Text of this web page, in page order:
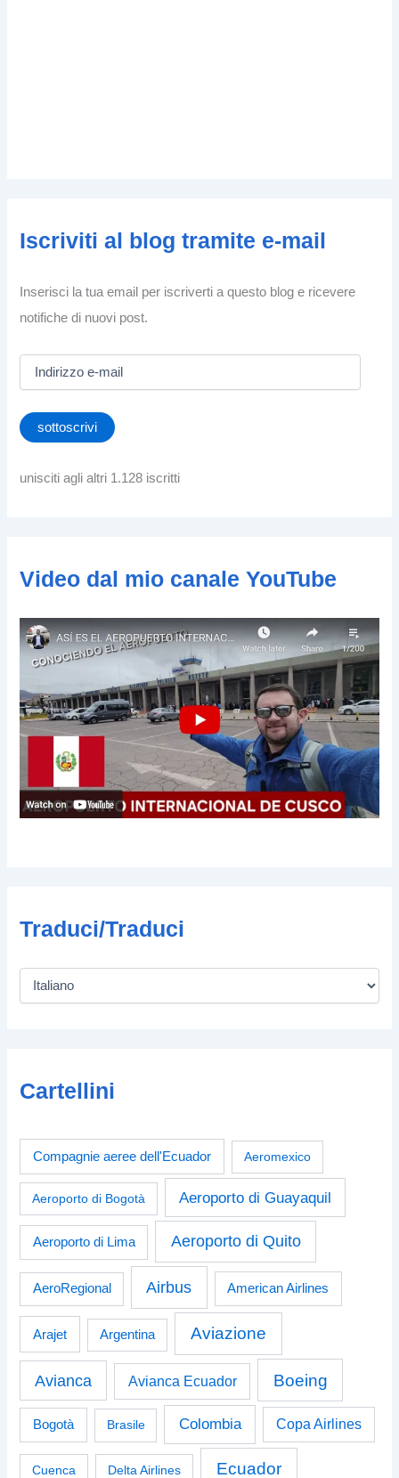
Iscriviti al blog tramite e-mail
Inserisci la tua email per iscriverti a questo blog e ricevere
notifiche di nuovi post.
i
r
z
a
sottoscrivi
unisciti agli altri 1.128 iscritti
Video dal mio canale YouTube
Traduci/Traduci
Cartellini
Compagnie aeree dell'Ecuador Aeromexico
Aeroporto di Bogotà Aeroporto di Guayaquil
Aeroporto di Lima Aeroporto di Quito
AeroRegional Airbus American Airlines
Arajet Argentina Aviazione
Avianca Avianca Ecuador Boeing
Bogotà Brasile Colombia Copa Airlines
Cuenca Delta Airlines Ecuador